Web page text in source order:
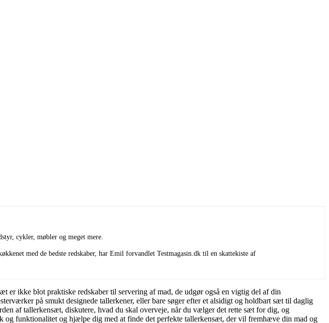
cykler, møbler og meget mere.
med de bedste redskaber, har Emil forvandlet Testmagasin.dk til en skattekiste af
er ikke blot praktiske redskaber til servering af mad, de udgør også en vigtig del af din
på smukt designede tallerkener, eller bare søger efter et alsidigt og holdbart sæt til daglig
af tallerkensæt, diskutere, hvad du skal overveje, når du vælger det rette sæt for dig, og
og funktionalitet og hjælpe dig med at finde det perfekte tallerkensæt, der vil fremhæve din mad og